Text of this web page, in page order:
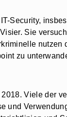
Security,
Sie
zu
Viele der
und